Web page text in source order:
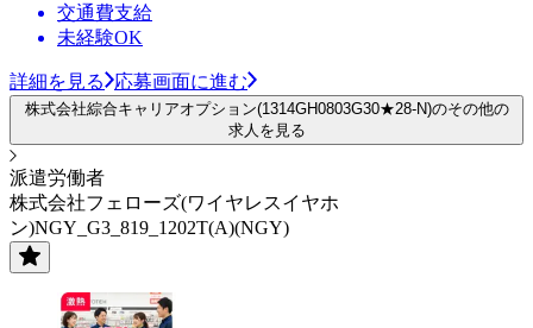
交通費支給
未経験OK
詳細を見る 応募画面に進む
株式会社綜合キャリアオプション(1314GH0803G30★28-N)のその他の
求人を見る
派遣労働者
株式会社フェローズ(ワイヤレスイヤホ
ン)NGY_G3_819_1202T(A)(NGY)